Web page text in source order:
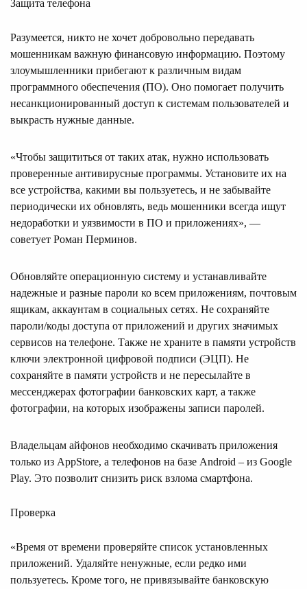
Защита телефона
Разумеется, никто не хочет добровольно передавать
мошенникам важную финансовую информацию. Поэтому
злоумышленники прибегают к различным видам
программного обеспечения (ПО). Оно помогает получить
несанкционированный доступ к системам пользователей и
выкрасть нужные данные.
«Чтобы защититься от таких атак, нужно использовать
проверенные антивирусные программы. Установите их на
все устройства, какими вы пользуетесь, и не забывайте
периодически их обновлять, ведь мошенники всегда ищут
недоработки и уязвимости в ПО и приложениях», —
советует Роман Перминов.
Обновляйте операционную систему и устанавливайте
надежные и разные пароли ко всем приложениям, почтовым
ящикам, аккаунтам в социальных сетях. Не сохраняйте
пароли/коды доступа от приложений и других значимых
сервисов на телефоне. Также не храните в памяти устройств
ключи электронной цифровой подписи (ЭЦП). Не
сохраняйте в памяти устройств и не пересылайте в
мессенджерах фотографии банковских карт, а также
фотографии, на которых изображены записи паролей.
Владельцам айфонов необходимо скачивать приложения
только из AppStore, а телефонов на базе Android – из Google
Play. Это позволит снизить риск взлома смартфона.
Проверка
«Время от времени проверяйте список установленных
приложений. Удаляйте ненужные, если редко ими
пользуетесь. Кроме того, не привязывайте банковскую